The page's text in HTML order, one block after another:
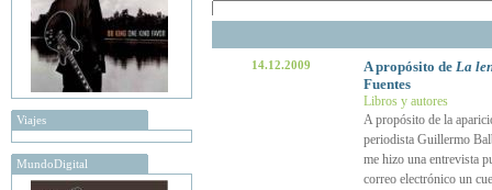
Viajes
MundoDigital
14.12.2009 A propósito de La
Fuentes
Libros y autores
A propósito de la
periodista Guillermo
me hizo una entrevista
correo electrónico un